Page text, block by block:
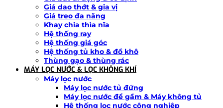
Giá dao thớt & gia vị
Giá treo đa năng
Khay chia thìa nĩa
Hệ thống ray
Hệ thống giá góc
Hệ thống tủ kho & đồ khô
Thùng gạo & thùng rác
MÁY LỌC NƯỚC & LỌC KHÔNG KHÍ
Máy lọc nước
Máy lọc nước tủ đứng
Máy lọc nước để gầm & Máy không tủ
Hệ thống lọc nước công nghiệp